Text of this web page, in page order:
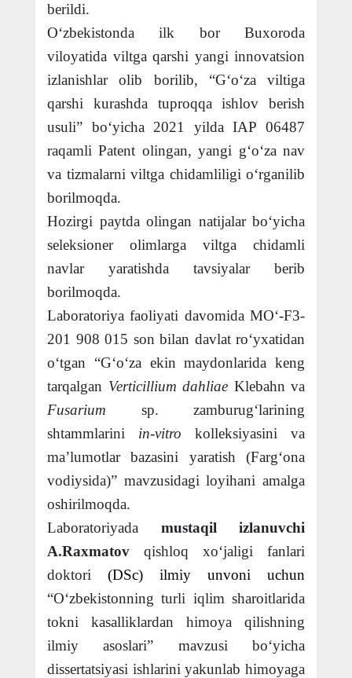
berildi.
O‘zbekistonda ilk bor Buxoroda
viloyatida viltga qarshi yangi innovatsion
izlanishlar olib borilib, “G‘o‘za viltiga
qarshi kurashda tuproqqa ishlov berish
usuli” bo‘yicha 2021 yilda IAP 06487
raqamli Patent olingan, yangi g‘o‘za nav
va tizmalarni viltga chidamliligi o‘rganilib
borilmoqda.
Hozirgi paytda olingan natijalar bo‘yicha
seleksioner olimlarga viltga chidamli
navlar yaratishda tavsiyalar berib
borilmoqda.
Laboratoriya faoliyati davomida MO‘-F3-
201 908 015 son bilan davlat ro‘yxatidan
o‘tgan
“G‘o‘za ekin maydonlarida keng
tarqalgan Verticillium dahliae Klebahn va
Fusarium sp. zamburug‘larining
shtammlarini in-vitro kolleksiyasini va
ma’lumotlar bazasini yaratish (Farg‘ona
vodiysida)” mavzusidagi loyihani amalga
oshirilmoqda.
Laboratoriyada mustaqil izlanuvchi
A.Raxmatov qishloq xo‘jaligi fanlari
doktori (DSc) ilmiy unvoni uchun
“O‘zbekistonning turli iqlim sharoitlarida
tokni kasalliklardan himoya qilishning
ilmiy asoslari” mavzusi bo‘yicha
dissertatsiyasi ishlarini yakunlab himoyaga